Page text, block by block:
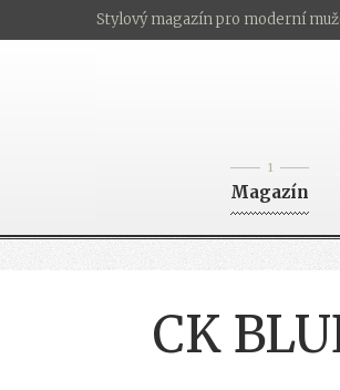
Stylový magazín pro moderní
1
Magazín
CK